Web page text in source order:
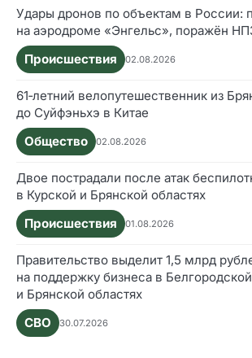
Удары дронов по объектам в России:
на аэродроме «Энгельс», поражён
Происшествия
02.08.2026
61‑летний велопутешественник из
до Суйфэньхэ в Китае
Общество
02.08.2026
Двое пострадали после атак
в Курской и Брянской областях
Происшествия
01.08.2026
Правительство выделит 1,5 млрд
на поддержку бизнеса в
и Брянской областях
СВО
30.07.2026